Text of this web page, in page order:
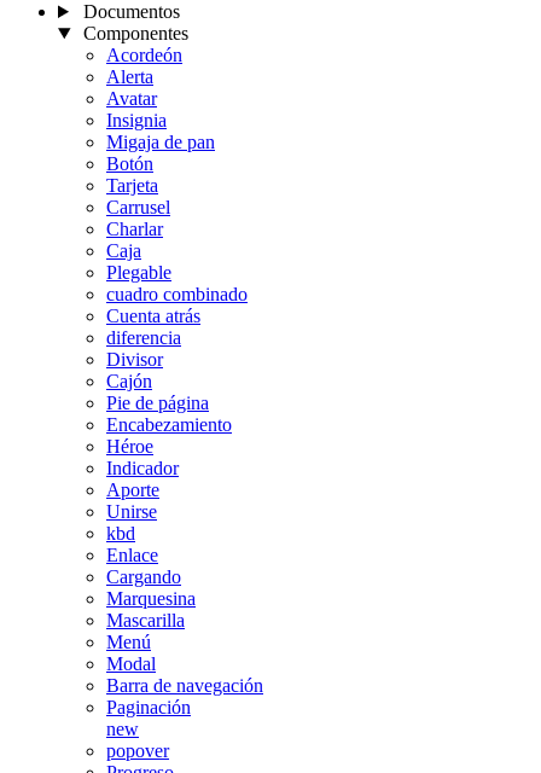
Documentos
Componentes
Acordeón
Alerta
Avatar
Insignia
Migaja de pan
Botón
Tarjeta
Carrusel
Charlar
Caja
Plegable
cuadro combinado
Cuenta atrás
diferencia
Divisor
Cajón
Pie de página
Encabezamiento
Héroe
Indicador
Aporte
Unirse
kbd
Enlace
Cargando
Marquesina
Mascarilla
Menú
Modal
Barra de navegación
Paginación
new
popover